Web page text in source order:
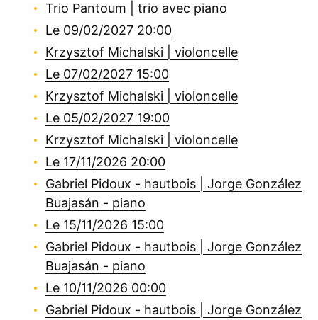
Trio Pantoum | trio avec piano
Le 09/02/2027 20:00
Krzysztof Michalski | violoncelle
Le 07/02/2027 15:00
Krzysztof Michalski | violoncelle
Le 05/02/2027 19:00
Krzysztof Michalski | violoncelle
Le 17/11/2026 20:00
Gabriel Pidoux - hautbois | Jorge González
Buajasán - piano
Le 15/11/2026 15:00
Gabriel Pidoux - hautbois | Jorge González
Buajasán - piano
Le 10/11/2026 00:00
Gabriel Pidoux - hautbois | Jorge González